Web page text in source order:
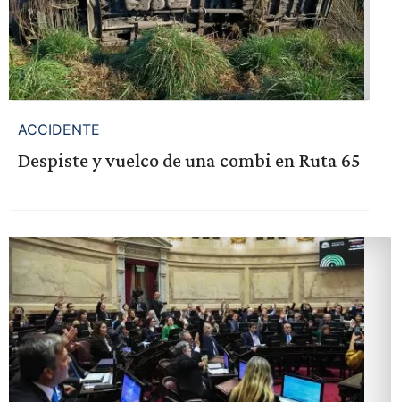
ACCIDENTE
Despiste y vuelco de una combi en Ruta 65